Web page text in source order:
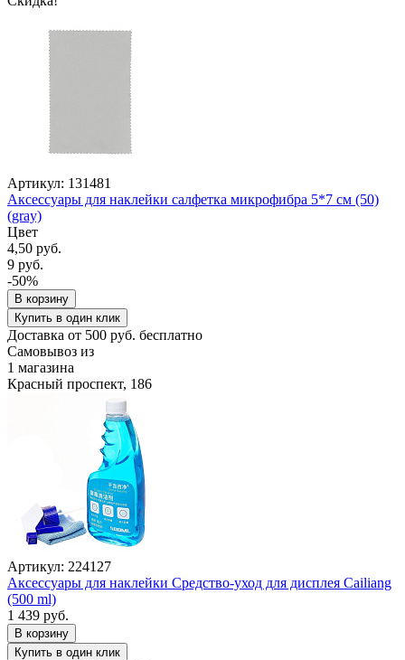
Артикул: 131481
Аксессуары для наклейки салфетка микрофибра 5*7 см (50)
(gray)
Цвет
4,50 руб.
9 руб.
-50%
В корзину
Купить в один клик
Доставка от 500 руб. бесплатно
Самовывоз из
1 магазина
Красный проспект, 186
Артикул: 224127
Аксессуары для наклейки Средство-уход для дисплея Cailiang
(500 ml)
1 439 руб.
В корзину
Купить в один клик